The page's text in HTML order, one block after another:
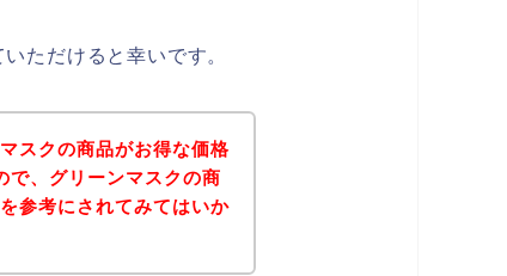
ただけると幸いです。
スクの商品がお得な価格
で、グリーンマスクの商
参考にされてみてはいか